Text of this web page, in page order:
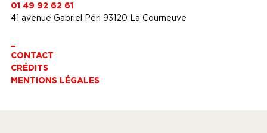
01 49 92 62 61
41 avenue Gabriel Péri 93120 La Courneuve
CONTACT
CRÉDITS
MENTIONS LÉGALES